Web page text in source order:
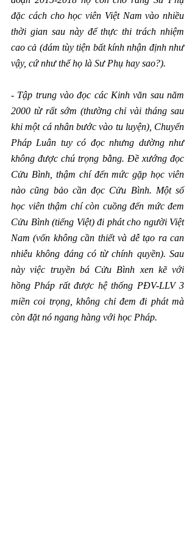
đặc cách cho học viên Việt Nam vào nhiều
thời gian sau này để thực thi trách nhiệm
cao cả (dám tùy tiện bất kính nhận định như
vậy, cứ như thể họ là Sư Phụ hay sao?).
- Tập trung vào đọc các Kinh văn sau năm
2000 từ rất sớm (thường chỉ vài tháng sau
khi một cá nhân bước vào tu luyện), Chuyển
Pháp Luân tuy có đọc nhưng dường như
không được chú trọng bằng. Đề xướng đọc
Cửu Bình, thậm chí đến mức gặp học viên
nào cũng bảo cần đọc Cửu Bình. Một số
học viên thậm chí còn cuồng đến mức đem
Cửu Bình (tiếng Việt) đi phát cho người Việt
Nam (vốn không cần thiết và dễ tạo ra can
nhiễu không đáng có từ chính quyền). Sau
này việc truyền bá Cửu Bình xen kẽ với
hồng Pháp rất được hệ thống PĐV-LLV 3
miền coi trọng, không chỉ đem đi phát mà
còn đặt nó ngang hàng với học Pháp.